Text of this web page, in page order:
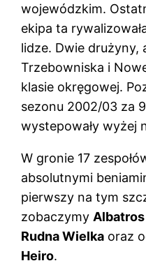
wojewódzkim.
ekipa ta
lidze. Dwie drużyny,
Trzebowniska i
klasie okręgowej.
sezonu 2002/03 za
wystepowały wyżej
W gronie 17
absolutnymi
pierwszy na tym
zobaczymy
Rudna Wielka oraz
Heiro.